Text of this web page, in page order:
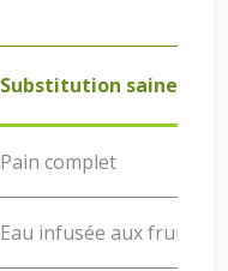
Substitution saine
Pain complet
Eau infusée aux fruits